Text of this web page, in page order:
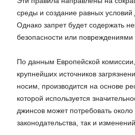
среды и создание равных
Однако запрет будет содержать
безопасности или повреждениями
По данным Европейской
крупнейших источников
носим, производится на основе
которой используется
джинсов может потребовать
законодательства, так и